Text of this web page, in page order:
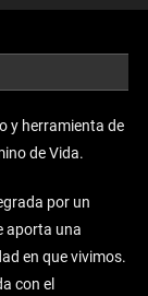
y herramienta de
de Vida.
por un
aporta una
en que vivimos.
con el